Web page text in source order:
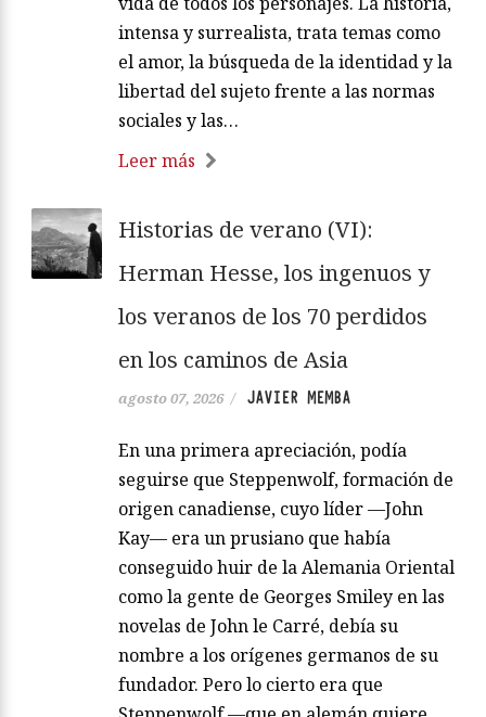
intensa y surrealista, trata temas como
el amor, la búsqueda de la identidad y la
libertad del sujeto frente a las normas
sociales y las…
Leer más
Historias de verano (VI):
Herman Hesse, los ingenuos y
los veranos de los 70 perdidos
en los caminos de Asia
agosto 07, 2026 / JAVIER MEMBA
En una primera apreciación, podía
seguirse que Steppenwolf, formación de
origen canadiense, cuyo líder —John
Kay— era un prusiano que había
conseguido huir de la Alemania Oriental
como la gente de Georges Smiley en las
novelas de John le Carré, debía su
nombre a los orígenes germanos de su
fundador. Pero lo cierto era que